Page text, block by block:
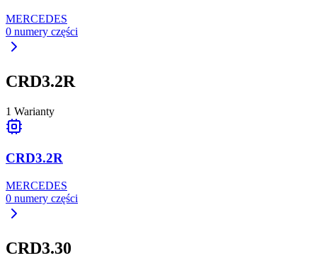
MERCEDES
0 numery części
CRD3.2R
1 Warianty
CRD3.2R
MERCEDES
0 numery części
CRD3.30